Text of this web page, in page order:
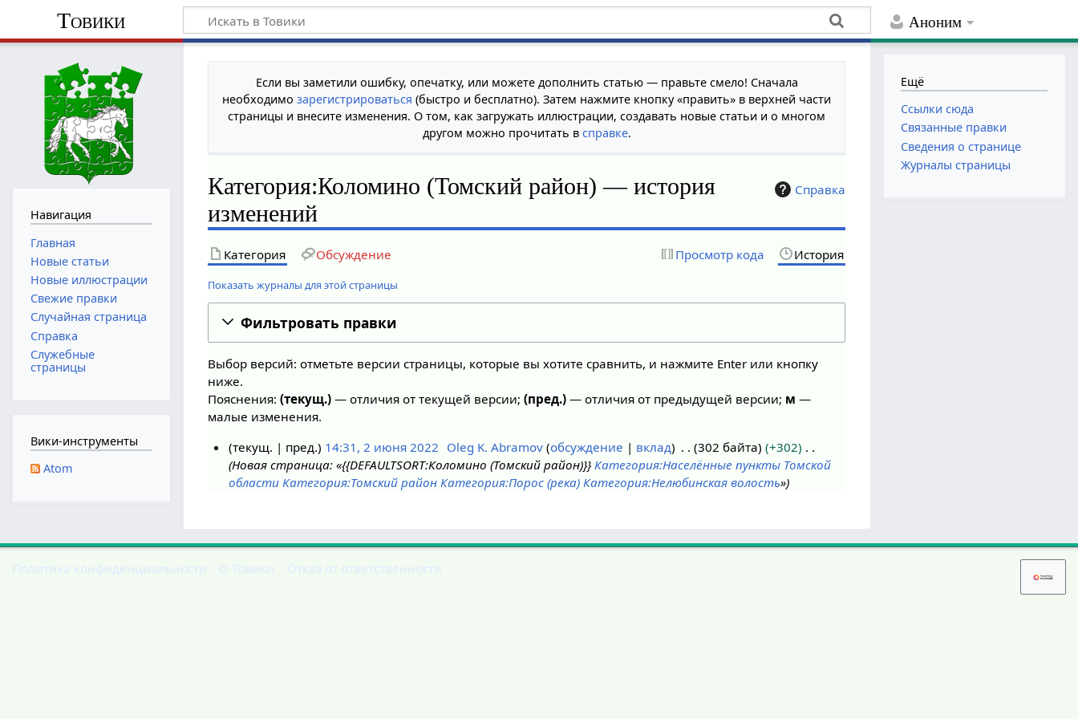
Аноним
Товики
Если вы заметили ошибку, опечатку, или можете дополнить статью — правьте смело! Сначала
необходимозарегистрироваться (быстро и бесплатно). Затем нажмите кнопку «править» в верхней части
страницы и внесите изменения. О том, как загружать иллюстрации, создавать новые статьи и о многом
другом можно прочитать в справке.
Справка
Категория:Коломино (Томский район) — история
изменений
Категория Обсуждение Просмотр кода История
Показать журналы для этой страницы
Фильтровать правки
Выбор версий: отметьте версии страницы, которые вы хотите сравнить, и нажмите Enter или кнопку
ниже.
Пояснения:(текущ.) — отличия от текущей версии;(пред.) — отличия от предыдущей версии; м —
малые изменения.
я
текущ. пред. 14:31, 2 июня 2022 Oleg K. Abramov обсуждение вклад 302 байта
+302
Новая страница: «{{DEFAULTSORT:Коломино (Томский район)}}Категория:Населённые пункты Томской
области Категория:Томский район Категория:Порос (река) Категория:Нелюбинская волость»
Навигация
Главная
Новые статьи
Новые иллюстрации
Свежие правки
Случайная страница
Справка
Служебные
страницы
Вики-инструменты
Atom
Ещё
Ссылки сюда
Связанные правки
Сведения о странице
Журналы страницы